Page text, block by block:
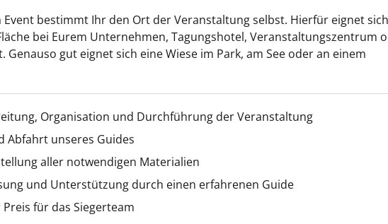
Event bestimmt Ihr den Ort der Veranstaltung selbst. Hierfür eignet sich
bei Eurem Unternehmen, Tagungshotel, Veranstaltungszentrum
Genauso gut eignet sich eine Wiese im Park, am See oder an einem
Organisation und Durchführung der Veranstaltung
Abfahrt unseres Guides
aller notwendigen Materialien
und Unterstützung durch einen erfahrenen Guide
Preis für das Siegerteam